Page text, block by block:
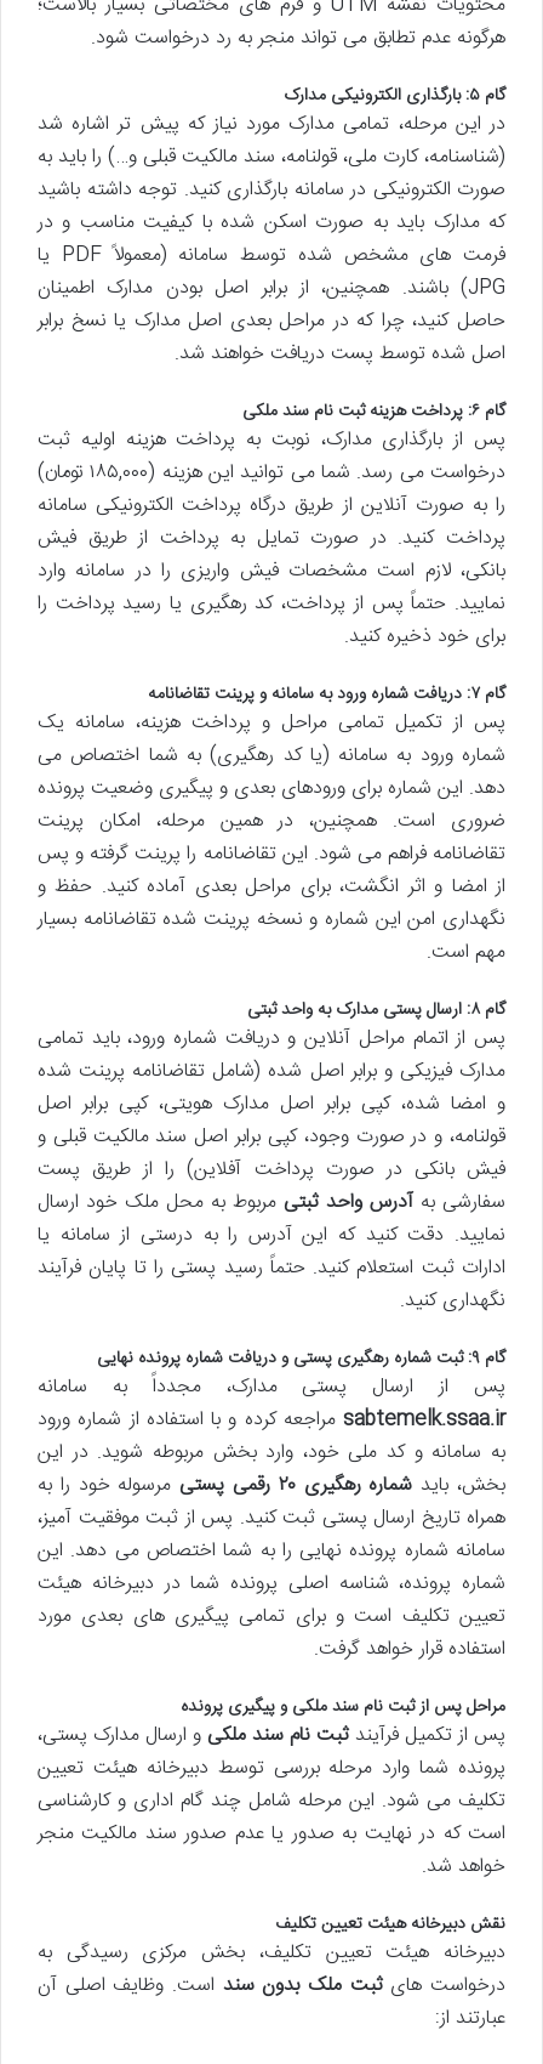
هرگونه عدم تطابق می تواند منجر به رد درخواست شود.
گام ۵: بارگذاری الکترونیکی مدارک
در این مرحله، تمامی مدارک مورد نیاز که پیش تر اشاره شد
(شناسنامه، کارت ملی، قولنامه، سند مالکیت قبلی و…) را باید به
صورت الکترونیکی در سامانه بارگذاری کنید. توجه داشته باشید
که مدارک باید به صورت اسکن شده با کیفیت مناسب و در
فرمت های مشخص شده توسط سامانه (معمولاً PDF یا
JPG) باشند. همچنین، از برابر اصل بودن مدارک اطمینان
حاصل کنید، چرا که در مراحل بعدی اصل مدارک یا نسخ برابر
اصل شده توسط پست دریافت خواهند شد.
گام ۶: پرداخت هزینه ثبت نام سند ملکی
پس از بارگذاری مدارک، نوبت به پرداخت هزینه اولیه ثبت
درخواست می رسد. شما می توانید این هزینه (۱۸۵,۰۰۰ تومان)
را به صورت آنلاین از طریق درگاه پرداخت الکترونیکی سامانه
پرداخت کنید. در صورت تمایل به پرداخت از طریق فیش
بانکی، لازم است مشخصات فیش واریزی را در سامانه وارد
نمایید. حتماً پس از پرداخت، کد رهگیری یا رسید پرداخت را
برای خود ذخیره کنید.
گام ۷: دریافت شماره ورود به سامانه و پرینت تقاضانامه
پس از تکمیل تمامی مراحل و پرداخت هزینه، سامانه یک
شماره ورود به سامانه (یا کد رهگیری) به شما اختصاص می
دهد. این شماره برای ورودهای بعدی و پیگیری وضعیت پرونده
ضروری است. همچنین، در همین مرحله، امکان پرینت
تقاضانامه فراهم می شود. این تقاضانامه را پرینت گرفته و پس
از امضا و اثر انگشت، برای مراحل بعدی آماده کنید. حفظ و
نگهداری امن این شماره و نسخه پرینت شده تقاضانامه بسیار
مهم است.
گام ۸: ارسال پستی مدارک به واحد ثبتی
پس از اتمام مراحل آنلاین و دریافت شماره ورود، باید تمامی
مدارک فیزیکی و برابر اصل شده (شامل تقاضانامه پرینت شده
و امضا شده، کپی برابر اصل مدارک هویتی، کپی برابر اصل
قولنامه، و در صورت وجود، کپی برابر اصل سند مالکیت قبلی و
فیش بانکی در صورت پرداخت آفلاین) را از طریق پست
سفارشی بهآدرس واحد ثبتی مربوط به محل ملک خود ارسال
نمایید. دقت کنید که این آدرس را به درستی از سامانه یا
ادارات ثبت استعلام کنید. حتماً رسید پستی را تا پایان فرآیند
نگهداری کنید.
گام ۹: ثبت شماره رهگیری پستی و دریافت شماره پرونده نهایی
پس از ارسال پستی مدارک، مجدداً به سامانه
sabtemelk.ssaa.ir مراجعه کرده و با استفاده از شماره ورود
به سامانه و کد ملی خود، وارد بخش مربوطه شوید. در این
بخش، باید شماره رهگیری ۲۰ رقمی پستی
مرسوله خود را به
همراه تاریخ ارسال پستی ثبت کنید. پس از ثبت موفقیت آمیز،
سامانه شماره پرونده نهایی را به شما اختصاص می دهد. این
شماره پرونده، شناسه اصلی پرونده شما در دبیرخانه هیئت
تعیین تکلیف است و برای تمامی پیگیری های بعدی مورد
استفاده قرار خواهد گرفت.
مراحل پس ازثبت نام سند ملکی و پیگیری پرونده
پس از تکمیل فرآیندثبت نام سند ملکیو ارسال مدارک پستی،
پرونده شما وارد مرحله بررسی توسط دبیرخانه هیئت تعیین
تکلیف می شود. این مرحله شامل چند گام اداری و کارشناسی
است که در نهایت به صدور یا عدم صدور سند مالکیت منجر
خواهد شد.
نقش دبیرخانه هیئت تعیین تکلیف
دبیرخانه هیئت تعیین تکلیف، بخش مرکزی رسیدگی به
درخواست هایثبت ملک بدون سند است. وظایف اصلی آن
عبارتند از: